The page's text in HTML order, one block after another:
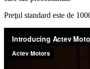
Preţul standard este de